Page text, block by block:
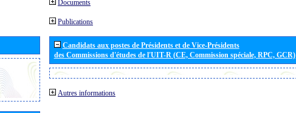
Documents
Publications
Candidats aux postes de Présidents et de Vice-Présidents
des Commissions d'études de l'UIT-R (CE, Commission spéciale, RPC, GCR)
Autres informations